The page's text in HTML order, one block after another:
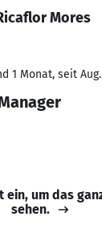
Mores
1 Monat, seit
ein, um das
sehen.